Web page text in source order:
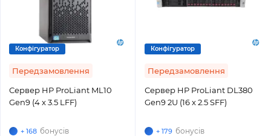
Конфігуратор
Передзамовлення
Сервер HP ProLiant ML10
Gen9 (4 x 3.5 LFF)
+ 168 бонусів
Конфігуратор
Передзамовлення
Сервер HP ProLiant DL380
Gen9 2U (16 x 2.5 SFF)
+ 179 бонусів